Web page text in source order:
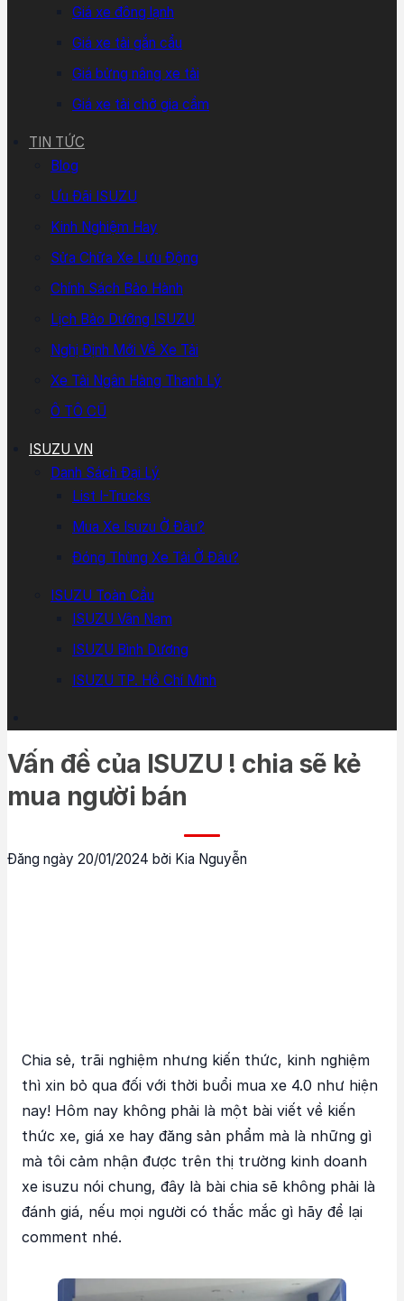
Giá xe đông lạnh
Giá xe tải gắn cẩu
Giá bửng nâng xe tải
Giá xe tải chở gia cầm
TIN TỨC
Blog
Ưu Đãi ISUZU
Kinh Nghiệm Hay
Sửa Chữa Xe Lưu Động
Chính Sách Bảo Hành
Lịch Bảo Dưỡng ISUZU
Nghị Định Mới Về Xe Tải
Xe Tải Ngân Hàng Thanh Lý
Ô TÔ CŨ
ISUZU VN
Danh Sách Đại Lý
List I-Trucks
Mua Xe Isuzu Ở Đâu?
Đóng Thùng Xe Tải Ở Đâu?
ISUZU Toàn Cầu
ISUZU Vân Nam
ISUZU Bình Dương
ISUZU TP. Hồ Chí Minh
Vấn đề của ISUZU ! chia sẽ kẻ
mua người bán
Đăng ngày 20/01/2024 bởi Kia Nguyễn
Chia sẻ, trãi nghiệm nhưng kiến thức, kinh nghiệm
thì xin bỏ qua đối với thời buổi mua xe 4.0 như hiện
nay! Hôm nay không phải là một bài viết về kiến
thức xe, giá xe hay đăng sản phẩm mà là những gì
mà tôi cảm nhận được trên thị trường kinh doanh
xe isuzu nói chung, đây là bài chia sẽ không phải là
đánh giá, nếu mọi người có thắc mắc gì hãy để lại
comment nhé.